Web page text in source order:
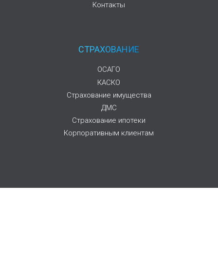
Контакты
СТРАХОВАНИЕ
ОСАГО
КАСКО
Страхование имущества
ДМС
Страхование ипотеки
Корпоративным клиентам